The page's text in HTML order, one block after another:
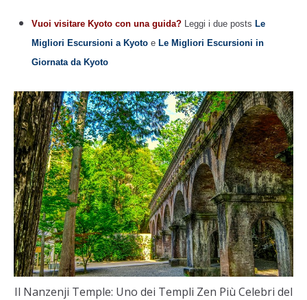
Vuoi visitare Kyoto con una guida? Leggi i due posts Le
Migliori Escursioni a Kyoto e Le Migliori Escursioni in
Giornata da Kyoto
Il Nanzenji Temple: Uno dei Templi Zen Più Celebri del